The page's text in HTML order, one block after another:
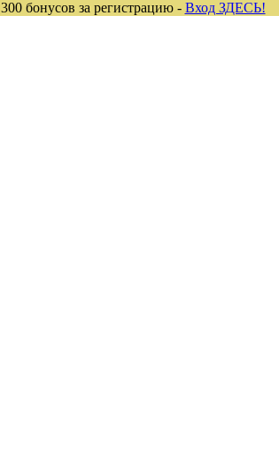
300 бонусов за регистрацию - Вход ЗДЕСЬ!